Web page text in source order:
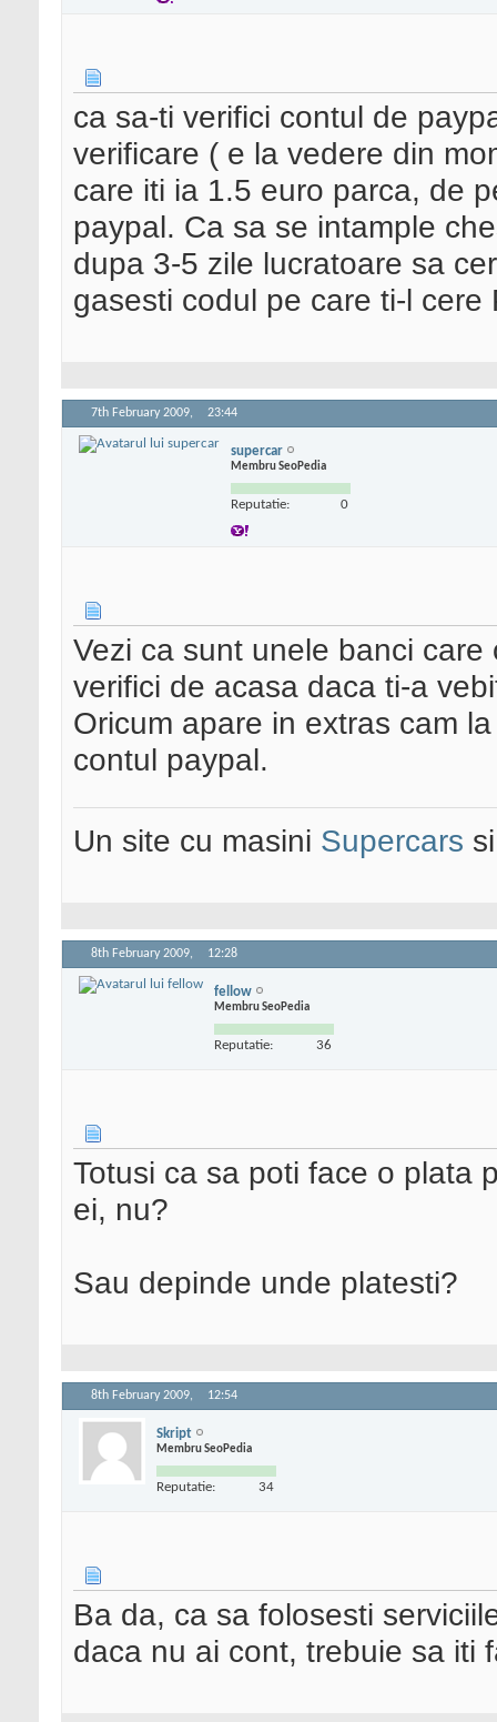
ca sa-ti verifici contul de
verificare ( e la vedere din
care iti ia 1.5 euro parca, de
paypal. Ca sa se intample
dupa 3-5 zile lucratoare sa
gasesti codul pe care ti-l
7th February 2009, 23:44
supercar
Membru SeoPedia
Reputatie: 0
Vezi ca sunt unele banci
verifici de acasa daca ti-a
Oricum apare in extras cam
contul paypal.
Un site cu masini Supercars
8th February 2009, 12:28
fellow
Membru SeoPedia
Reputatie: 36
Totusi ca sa poti face o plata
ei, nu?
Sau depinde unde platesti?
8th February 2009, 12:54
Skript
Membru SeoPedia
Reputatie: 34
Ba da, ca sa folosesti
daca nu ai cont, trebuie sa iti